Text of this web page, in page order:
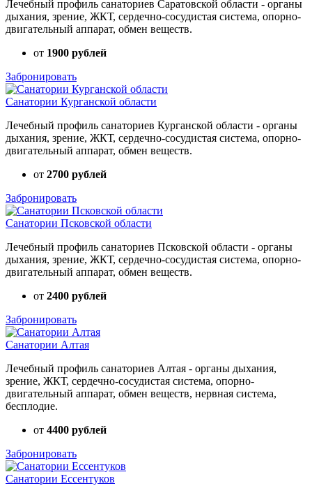
Лечебный профиль санаториев Саратовской области - органы
дыхания, зрение, ЖКТ, сердечно-сосудистая система, опорно-
двигательный аппарат, обмен веществ.
от 1900 рублей
Забронировать
Санатории Курганской области
Лечебный профиль санаториев Курганской области - органы
дыхания, зрение, ЖКТ, сердечно-сосудистая система, опорно-
двигательный аппарат, обмен веществ.
от 2700 рублей
Забронировать
Санатории Псковской области
Лечебный профиль санаториев Псковской области - органы
дыхания, зрение, ЖКТ, сердечно-сосудистая система, опорно-
двигательный аппарат, обмен веществ.
от 2400 рублей
Забронировать
Санатории Алтая
Лечебный профиль санаториев Алтая - органы дыхания,
зрение, ЖКТ, сердечно-сосудистая система, опорно-
двигательный аппарат, обмен веществ, нервная система,
бесплодие.
от 4400 рублей
Забронировать
Санатории Ессентуков